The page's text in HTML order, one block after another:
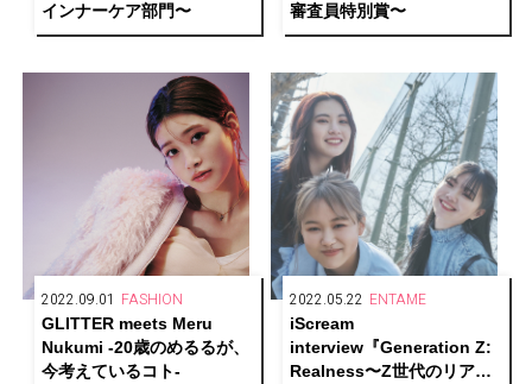
インナーケア部門〜
審査員特別賞〜
2022.09.01 FASHION
GLITTER meets Meru
Nukumi -20歳のめるるが、
今考えているコト-
2022.05.22 ENTAME
iScream
interview『Generation Z:
Realness〜Z世代のリア